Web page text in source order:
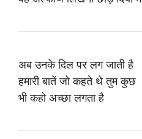
अब उनके दिल पर लग जाती है
हमारी बातें जो कहते थे तुम कुछ
भी कहो अच्छा लगता है